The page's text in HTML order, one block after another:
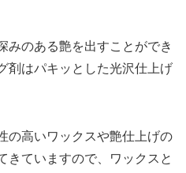
みのある艶を出すことができ
剤はパキッとした光沢仕上げ
の高いワックスや艶仕上げの
きていますので、ワックスと